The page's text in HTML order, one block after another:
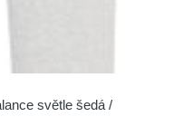
světle šedá /